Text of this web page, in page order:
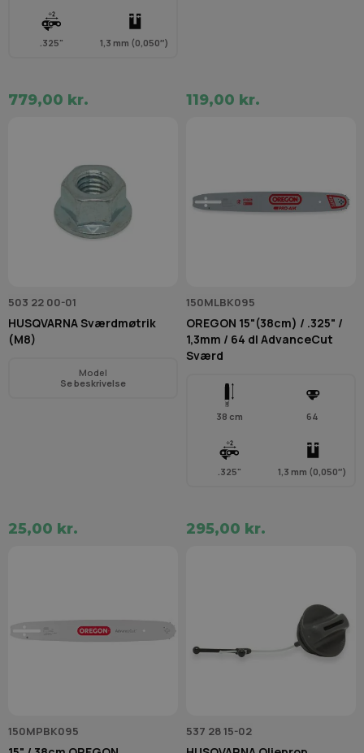
.325" 1,3 mm (0,050″)
779,00 kr. 119,00 kr.
503 22 00-01
HUSQVARNA Sværdmøtrik
(M8)
Model
Se beskrivelse
25,00 kr.
150MLBK095
OREGON 15"(38cm) / .325" /
1,3mm / 64 dl AdvanceCut
Sværd
38 cm 64
.325" 1,3 mm (0,050″)
295,00 kr.
150MPBK095 537 28 15-02